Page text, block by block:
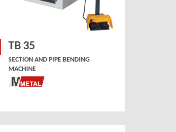
TB 35
SECTION AND PIPE BENDING
MACHINE